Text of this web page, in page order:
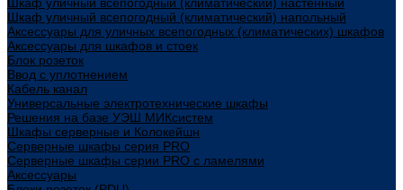
Шкаф уличный всепогодный (климатический) напольный
Аксессуары для уличных всепогодных (климатических) шкафов
Аксессуары для шкафов и стоек
Блок розеток
Ввод с уплотнением
Кабель канал
Универсальные электротехнические шкафы
Решения на базе УЭШ МИКсистем
Шкафы серверные и Колокейшн
Серверные шкафы серия PRO
Серверные шкафы серии PRO с ламелями
Аксессуары